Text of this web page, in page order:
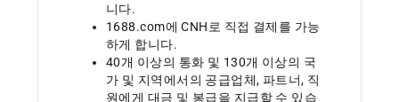
니다.
1688.com에 CNH로 직접 결제를 가능
하게 합니다.
40개 이상의 통화 및 130개 이상의 국
가 및 지역에서의 공급업체, 파트너, 직
원에게 대금 및 봉급을 지급할 수 있습